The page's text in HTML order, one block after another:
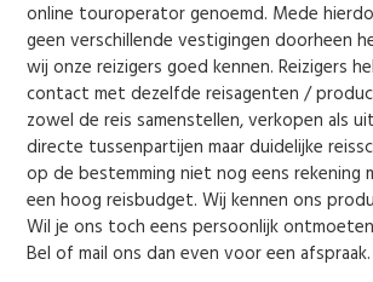
online touroperator genoemd. Mede
geen verschillende vestigingen doorheen
wij onze reizigers goed kennen. Reizigers
contact met dezelfde reisagenten /
zowel de reis samenstellen, verkopen als
directe tussenpartijen maar duidelijke
op de bestemming niet nog eens rekening
een hoog reisbudget. Wij kennen ons
Wil je ons toch eens persoonlijk
Bel of mail ons dan even voor een afspraak.